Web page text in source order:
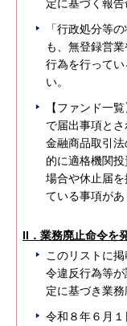
定に基づく報告
「行政処分等
も、無登録営
行為を行って
い。
【ファンド一
で届出事項と
金融商品取引
的に適格機関
場合や休止届
ている事項があ
II．業務廃止命令を
このリストに
令違反行為等
定に基づき業務
令和８年６月